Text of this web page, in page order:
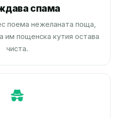
спама
поема нежеланата поща,
им пощенска кутия остава
чиста.